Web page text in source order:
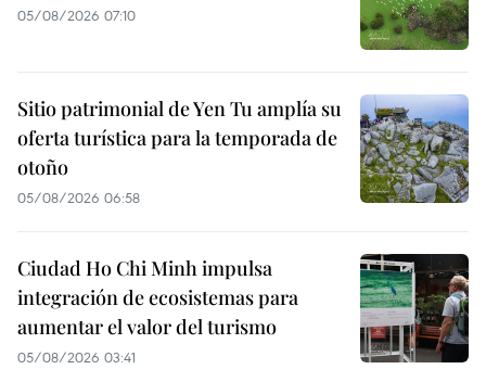
05/08/2026 07:10
Sitio patrimonial de Yen Tu amplía su
oferta turística para la temporada de
otoño
05/08/2026 06:58
Ciudad Ho Chi Minh impulsa
integración de ecosistemas para
aumentar el valor del turismo
05/08/2026 03:41